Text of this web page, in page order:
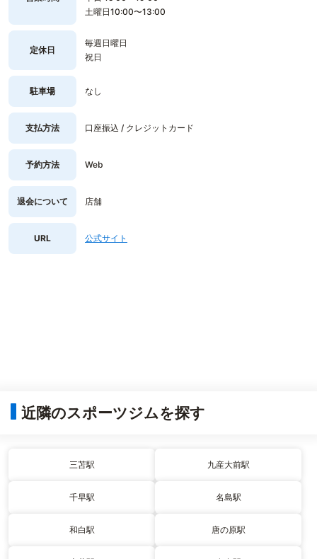
土曜日10:00〜13:00
定休日
毎週日曜日
祝日
駐車場 なし
支払方法 口座振込 / クレジットカード
予約方法 Web
退会について 店舗
URL 公式サイト
近隣のスポーツジムを探す
三苫駅 九産大前駅
千早駅 名島駅
和白駅 唐の原駅